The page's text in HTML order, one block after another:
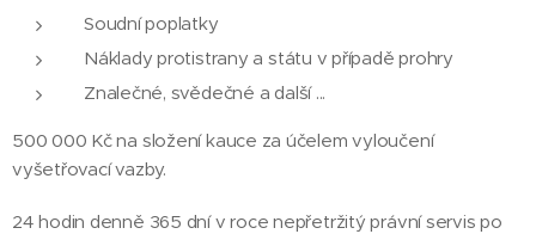
Soudní poplatky
Náklady protistrany a státu v případě prohry
Znalečné, svědečné a další ...
500 000 Kč na složení kauce za účelem vyloučení
vyšetřovací vazby.
24 hodin denně 365 dní v roce nepřetržitý právní servis po